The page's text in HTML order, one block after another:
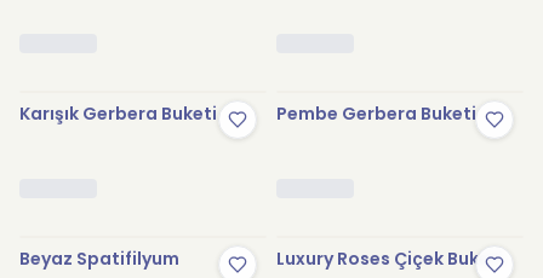
Karışık Gerbera Buketi Pembe Gerbera Buketi
Beyaz Spatifilyum Luxury Roses Çiçek Buketi